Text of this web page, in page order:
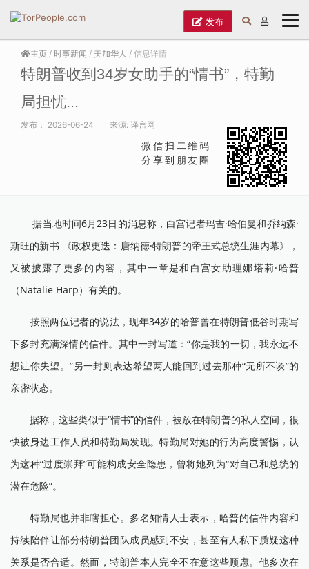
发布
主页 / 时事新闻 / 美加华人 / 信息详情
特朗普收到34岁女助手的“情书”，特勤
局担忧...
发布： 2026-06-24 来源: 译言网
微信扫二维码
分享到朋友圈
据当地时间6月23日的消息称，白宫记者玛吉·哈伯曼和乔纳森·
斯旺的新书 《政权更迭：唐纳德·特朗普的帝王式总统生涯内幕》，
又被披露了更多的内容，其中一章是和白宫女助理娜塔莉·哈普
（Natalie Harp）有关的。
按照两位记者的说法，现年34岁的哈普曾在特朗普低谷时期写
下多封充满深情的信件。其中一封写道：“你是我的一切，我永远不
想让你失望。”另一封则表达希望两人能回到过去那种“无所不谈”的
亲密状态。
据称，这些类似于“情书”的信件，被放在特朗普的私人空间，很
快被身边工作人员和特勤局发现。特勤局对她的行为高度警惕，认
为这种“过度崇拜”可能构成安全隐患，曾将她列为“对自己和总统的
潜在危险”。
特勤局也并非瞎担心。多名知情人士表示，哈普的信件内容和
持续陪伴让部分特朗普团队成员感到不安，甚至有人私下质疑这种
关系是否合适。然而，特朗普本人完全不在意这些顾虑。他多次在